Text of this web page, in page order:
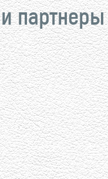
партнеры